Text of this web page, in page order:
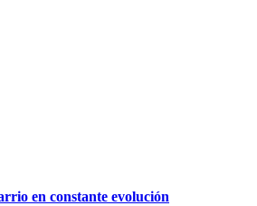
en constante evolución